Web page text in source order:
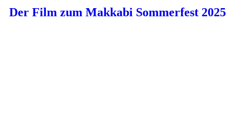
Der Film zum Makkabi Sommerfest 2025